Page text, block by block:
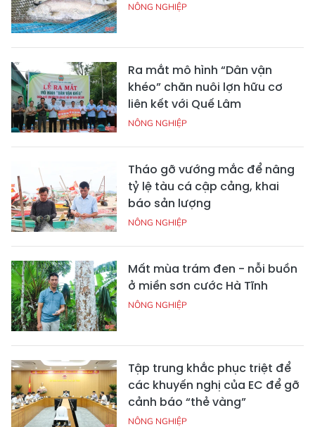
NÔNG NGHIỆP
Ra mắt mô hình “Dân vận
khéo” chăn nuôi lợn hữu cơ
liên kết với Quế Lâm
NÔNG NGHIỆP
Tháo gỡ vướng mắc để nâng
tỷ lệ tàu cá cập cảng, khai
báo sản lượng
NÔNG NGHIỆP
Mất mùa trám đen - nỗi buồn
ở miền sơn cước Hà Tĩnh
NÔNG NGHIỆP
Tập trung khắc phục triệt để
các khuyến nghị của EC để gỡ
cảnh báo “thẻ vàng”
NÔNG NGHIỆP